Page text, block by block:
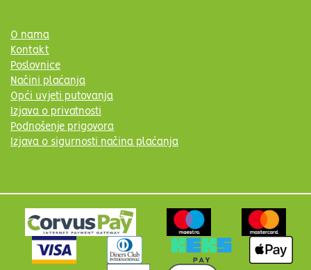
O nama
Kontakt
Poslovnice
Načini plaćanja
Opći uvjeti putovanja
Izjava o privatnosti
Podnošenje prigovora
Izjava o sigurnosti načina plaćanja